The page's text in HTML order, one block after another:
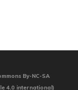
By-NC-SA
4.0 international)